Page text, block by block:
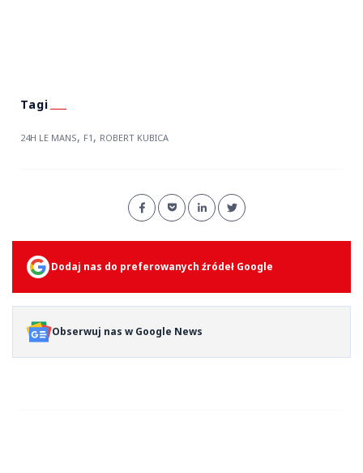
24H LE MANS, F1 , ROBERT KUBICA
Dodaj nas do preferowanych źródeł Google
Obserwuj nas w Google News